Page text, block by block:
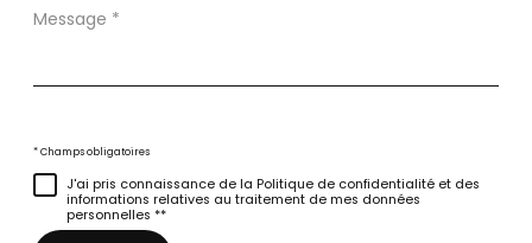
Message
* Champs obligatoires
J'ai pris connaissance de la Politique de confidentialité et des
informations relatives au traitement de mes données
personnelles **